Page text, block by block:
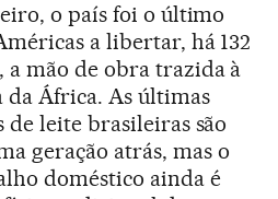
o país foi o último
a libertar, há 132
a mão de obra trazida à
da África. As últimas
de leite brasileiras são
geração atrás, mas o
doméstico ainda é